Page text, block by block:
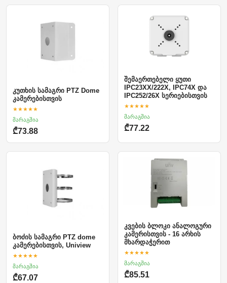
კუთხის სამაგრი PTZ Dome
კამერებისთვის
★★★★★
მარაგშია
₾73.88
შემაერთებელი ყუთი
IPC23XX/222X, IPC74X და
IPC252/26X სერიებისთვის
★★★★★
მარაგშია
₾77.22
ბოძის სამაგრი PTZ dome
კამერებისთვის, Uniview
★★★★★
მარაგშია
₾67.07
კვების ბლოკი ანალოგური
კამერისთვის - 16 არხის
მხარდაჭერით
★★★★★
მარაგშია
₾85.51